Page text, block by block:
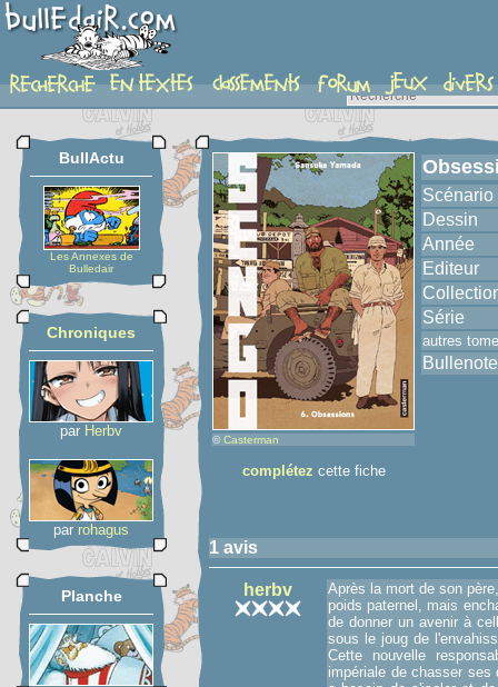
album
BullActu
Les Annexes de
Bulledair
Chroniques
par Herbv
par rohagus
Planche
© Casterman
complétez cette fiche
Scénario
Dessin
Année
Editeur
Série
autres
Bullenote
1 avis
herbv
Après la mort de son
poids paternel, mais
de donner un avenir à
sous le joug de
Cette nouvelle
impériale de chasser